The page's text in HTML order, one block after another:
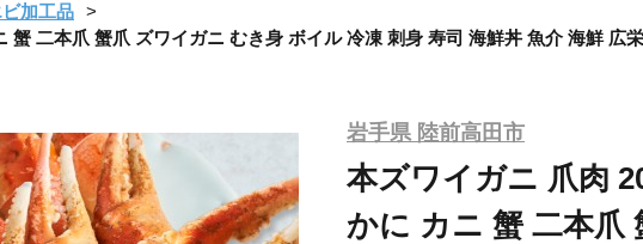
加工品
二本爪 蟹爪 ズワイガニ むき身 ボイル 冷凍 刺身 寿司 海鮮丼 魚介 海鮮 広
岩手県 陸前高田市
本ズワイガニ 爪肉
かに カニ 蟹 二本爪